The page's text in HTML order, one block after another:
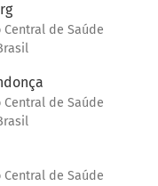
de Saúde
de Saúde
de Saúde